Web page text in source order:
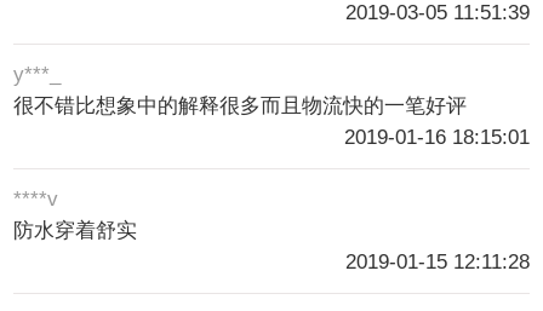
2019-03-05 11:51:39
y***_
很不错比想象中的解释很多而且物流快的一笔好评
2019-01-16 18:15:01
****v
防水穿着舒实
2019-01-15 12:11:28